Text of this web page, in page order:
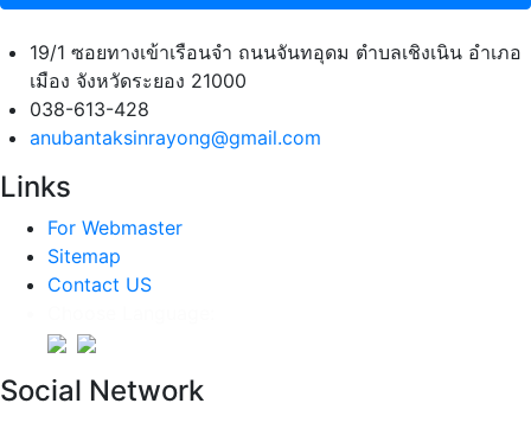
19/1 ซอยทางเข้าเรือนจำ ถนนจันทอุดม ตำบลเชิงเนิน อำเภอ
เมือง จังหวัดระยอง 21000
038-613-428
anubantaksinrayong@gmail.com
Links
For Webmaster
Sitemap
Contact US
Social Network